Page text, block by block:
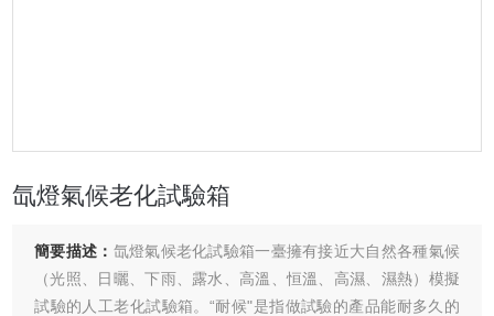
氙燈氣候老化試驗箱
簡要描述： 氙燈氣候老化試驗箱一臺擁有接近大自然各種氣候
（光照、日曬、下雨、露水、高溫、恒溫、高濕、濕熱）模擬
試驗的人工老化試驗箱。“耐候"是指做試驗的產品能耐多久的